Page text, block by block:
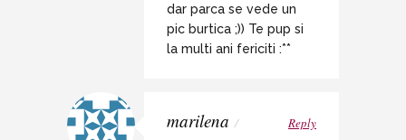
dar parca se vede un
pic burtica ;)) Te pup si
la multi ani fericiti :**
marilena /
Reply